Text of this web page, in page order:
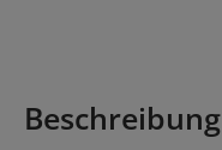
Beschreibung